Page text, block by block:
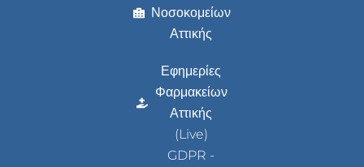
Νοσοκομείων
Αττικής
Εφημερίες
Φαρμακείων
Αττικής
(Live)
GDPR -